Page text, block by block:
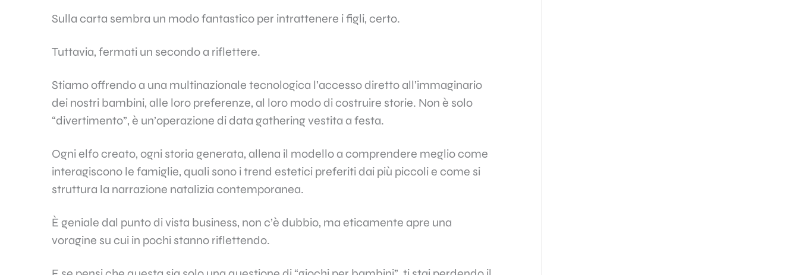
Sulla carta sembra un modo fantastico per intrattenere i figli, certo.
Tuttavia, fermati un secondo a riflettere.
Stiamo offrendo a una multinazionale tecnologica l’accesso diretto all’immaginario
dei nostri bambini, alle loro preferenze, al loro modo di costruire storie. Non è solo
“divertimento”, è un’operazione di data gathering vestita a festa.
Ogni elfo creato, ogni storia generata, allena il modello a comprendere meglio come
interagiscono le famiglie, quali sono i trend estetici preferiti dai più piccoli e come si
struttura la narrazione natalizia contemporanea.
È geniale dal punto di vista business, non c’è dubbio, ma eticamente apre una
voragine su cui in pochi stanno riflettendo.